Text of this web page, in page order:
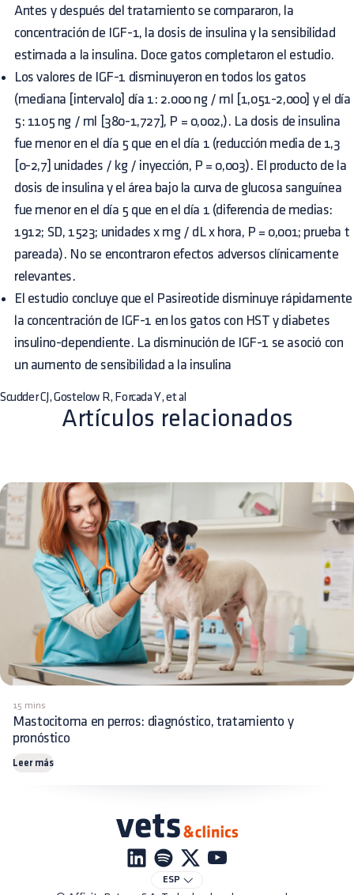
Antes y después del tratamiento se compararon, la
concentración de IGF-1, la dosis de insulina y la sensibilidad
estimada a la insulina. Doce gatos completaron el estudio.
Los valores de IGF-1 disminuyeron en todos los gatos
(mediana [intervalo] día 1: 2.000 ng / ml [1,051-2,000] y el día
5: 1105 ng / ml [380-1,727], P = 0,002,). La dosis de insulina
fue menor en el día 5 que en el día 1 (reducción media de 1,3
[0-2,7] unidades / kg / inyección, P = 0,003). El producto de la
dosis de insulina y el área bajo la curva de glucosa sanguínea
fue menor en el día 5 que en el día 1 (diferencia de medias:
1912; SD, 1523; unidades x mg / dL x hora, P = 0,001; prueba t
pareada). No se encontraron efectos adversos clínicamente
relevantes.
El estudio concluye que el Pasireotide disminuye rápidamente
la concentración de IGF-1 en los gatos con HST y diabetes
insulino-dependiente. La disminución de IGF-1 se asoció con
un aumento de sensibilidad a la insulina
Scudder CJ, Gostelow R, Forcada Y, et al
Artículos relacionados
15 mins
Mastocitoma en perros: diagnóstico, tratamiento y
pronóstico
Leer más
ESP